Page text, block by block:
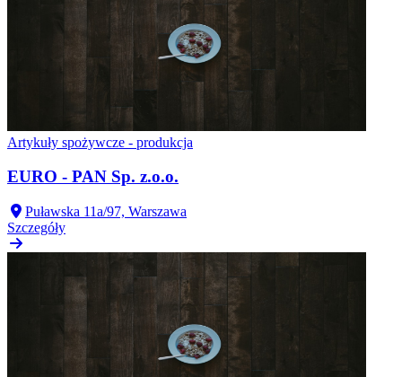
Artykuły spożywcze - produkcja
EURO - PAN Sp. z.o.o.
Puławska 11a/97, Warszawa
Szczegóły